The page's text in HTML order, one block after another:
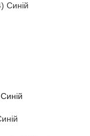
Синій